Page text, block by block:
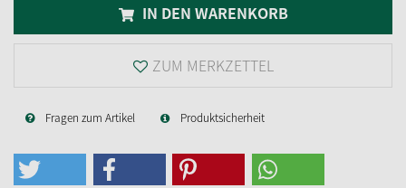
IN DEN WARENKORB
ZUM MERKZETTEL
Fragen zum Artikel Produktsicherheit